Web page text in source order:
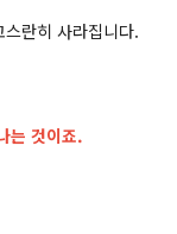
란히 사라집니다.
는 것이죠.